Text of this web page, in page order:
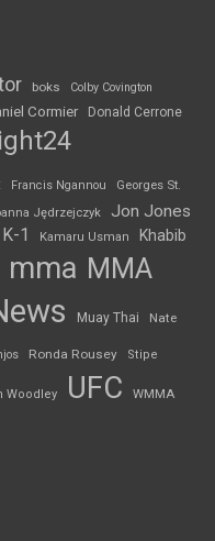
boks Colby Covington
Cormier Donald Cerrone
Francis Ngannou
Georges St.
Jędrzejczyk Jon Jones
K-1 Kamaru Usman Khabib
mma MMA
Muay Thai Nate
Ronda Rousey Stipe
Woodley UFC WMMA